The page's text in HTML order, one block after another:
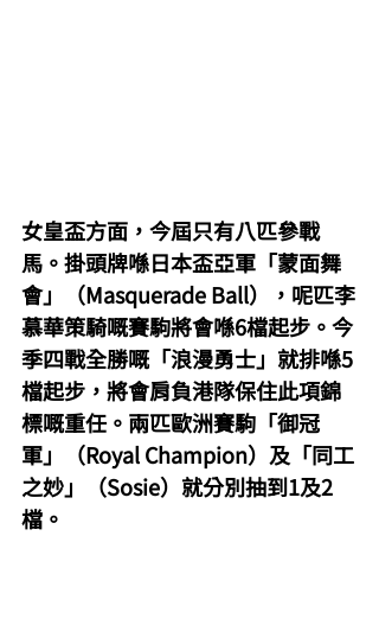
女皇盃方面，今屆只有八匹參戰
馬。掛頭牌喺日本盃亞軍「蒙面舞
會」（Masquerade Ball），呢匹李
慕華策騎嘅賽駒將會喺6檔起步。今
季四戰全勝嘅「浪漫勇士」就排喺5
檔起步，將會肩負港隊保住此項錦
標嘅重任。兩匹歐洲賽駒「御冠
軍」（Royal Champion）及「同工
之妙」（Sosie）就分別抽到1及2
檔。